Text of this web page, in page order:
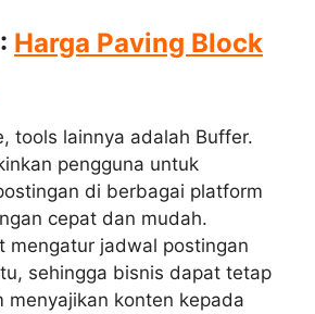
Harga Paving Block
tools lainnya adalah Buffer.
pengguna untuk
di berbagai platform
cepat dan mudah.
mengatur jadwal postingan
sehingga bisnis dapat tetap
menyajikan konten kepada